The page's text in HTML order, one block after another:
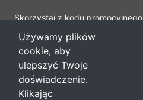
Skorzystaj z kodu promocyjnego
Regulaminy i polityka
Używamy plików
cookie, aby
ulepszyć Twoje
doświadczenie.
Klikając